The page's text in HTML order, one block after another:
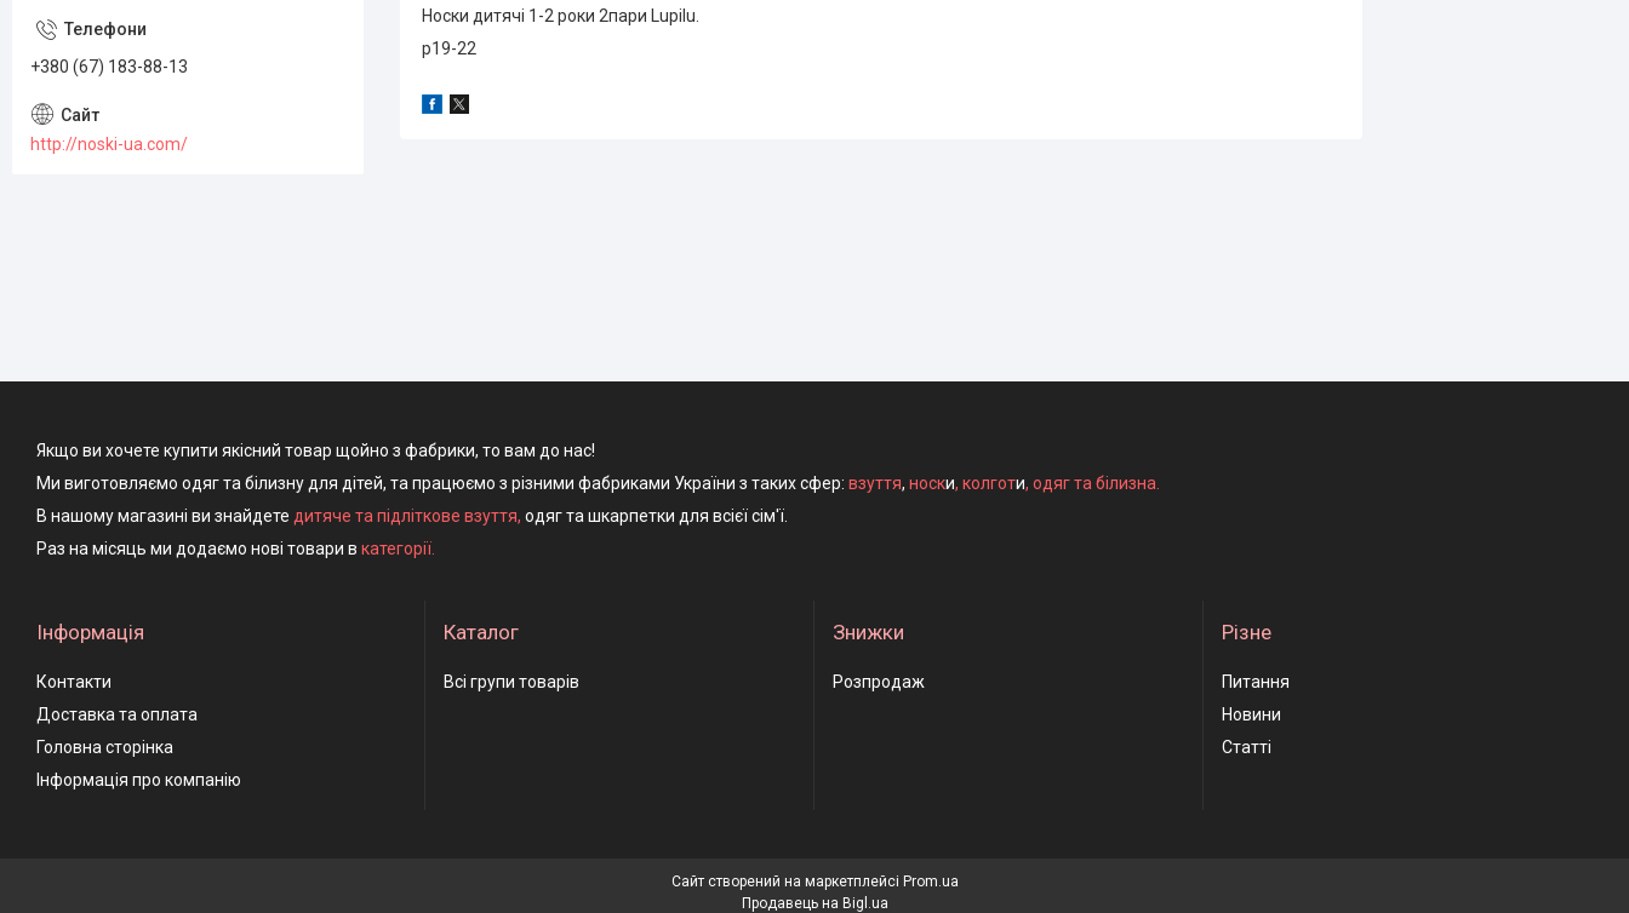
Носки дитячі 1-2 роки 2пари Lupilu.
р19-22
+380 (67) 183-88-13
http://noski-ua.com/
Якщо ви хочете купити якісний товар щойно з фабрики, то вам до нас!
Ми виготовляємо одяг та білизну для дітей, та працюємо з різними фабриками України з таких сфер: взуття, носки, колготи, одяг та білизна.
В нашому магазині ви знайдете дитяче та підліткове взуття, одяг та шкарпетки для всієї сім'ї.
Раз на місяць ми додаємо нові товари в категорії.
Інформація
Контакти
Доставка та оплата
Головна сторінка
Інформація про компанію
Каталог
Всі групи товарів
Знижки
Розпродаж
Різне
Питання
Новини
Статті
Сайт створений на маркетплейсі Prom.ua
Продавець на Bigl.ua